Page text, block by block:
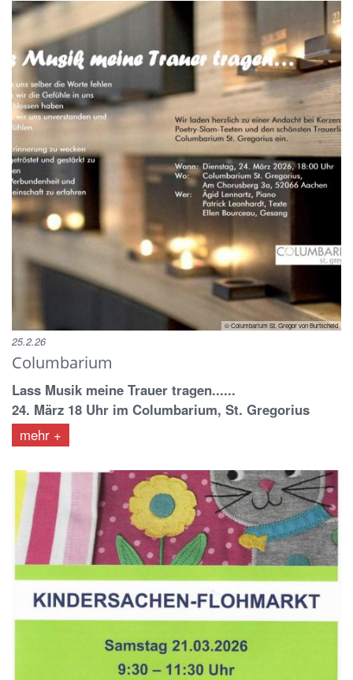
© Columbarium St. Gregor von Burtscheid
Columbarium
25.2.26
Lass Musik meine Trauer tragen......
24. März 18 Uhr im Columbarium, St. Gregorius
mehr